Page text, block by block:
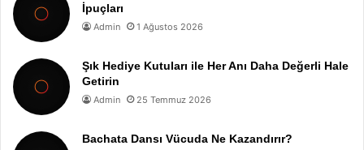
İpuçları
Admin 1 Ağustos 2026
Şık Hediye Kutuları ile Her Anı Daha Değerli Hale
Getirin
Admin 25 Temmuz 2026
Bachata Dansı Vücuda Ne Kazandırır?